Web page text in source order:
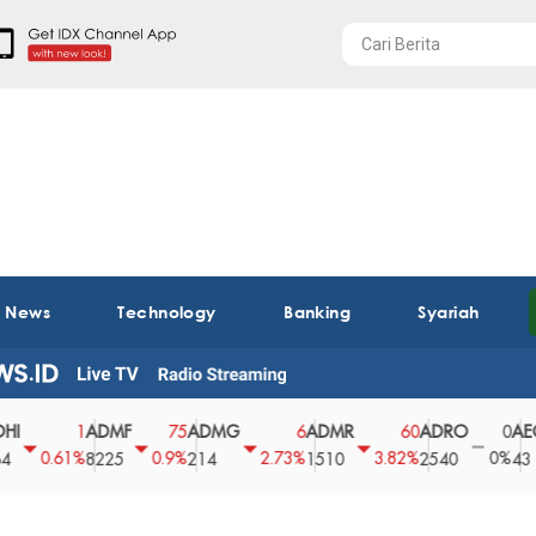
Technology Banking Syariah
ADMF
8225
75
0.9%
ADMG
214
2.73%
ADMR
1510
60
3.82%
ADRO
2540
0
0%
AEGS